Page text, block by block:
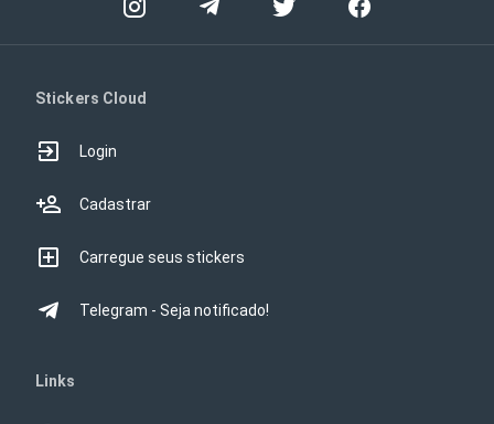
Stickers Cloud
Login
Cadastrar
Carregue seus stickers
Telegram - Seja notificado!
Links